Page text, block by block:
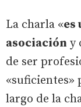
La charla «es
asociación y
de ser
«suficientes»
largo de la